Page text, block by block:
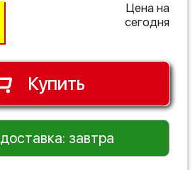
Цена на
сегодня
Купить
доставка: завтра